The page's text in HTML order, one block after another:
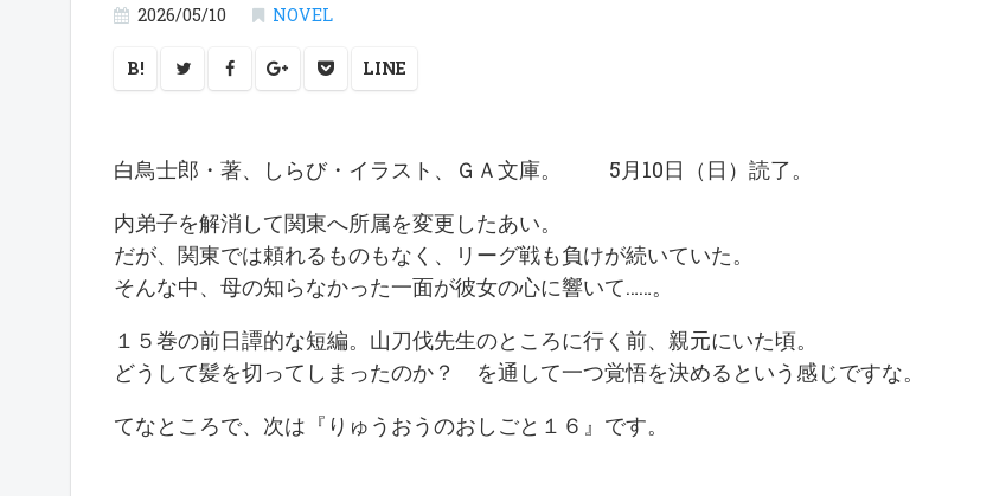
2026/05/10 NOVEL
B! LINE
白鳥士郎・著、しらび・イラスト、ＧＡ文庫。 5月10日（日）読了。
内弟子を解消して関東へ所属を変更したあい。
だが、関東では頼れるものもなく、リーグ戦も負けが続いていた。
そんな中、母の知らなかった一面が彼女の心に響いて……。
１５巻の前日譚的な短編。山刀伐先生のところに行く前、親元にいた頃。
どうして髪を切ってしまったのか？ を通して一つ覚悟を決めるという感じですな。
てなところで、次は『りゅうおうのおしごと１６』です。